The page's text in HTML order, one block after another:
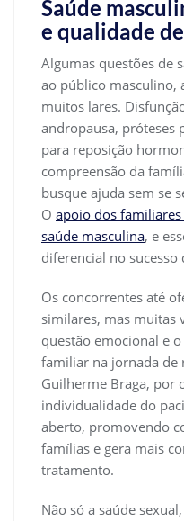
Saúde
e qualidade
Algumas questões de
ao público masculino,
muitos lares.
andropausa, próteses
para reposição
compreensão da
busque ajuda sem se
O apoio dos
saúde masculina, e
diferencial no
Os concorrentes até
similares, mas muitas
questão emocional e
familiar na jornada de
Guilherme Braga, por
individualidade do
aberto, promovendo
famílias e gera mais
tratamento.
Não só a saúde